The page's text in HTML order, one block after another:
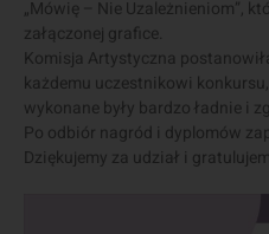
„Mówię – Nie Uzależnieniom”,
załączonej grafice.
Komisja Artystyczna
każdemu uczestnikowi
wykonane były bardzo ładnie i
Po odbiór nagród i dyplomów
Dziękujemy za udział i